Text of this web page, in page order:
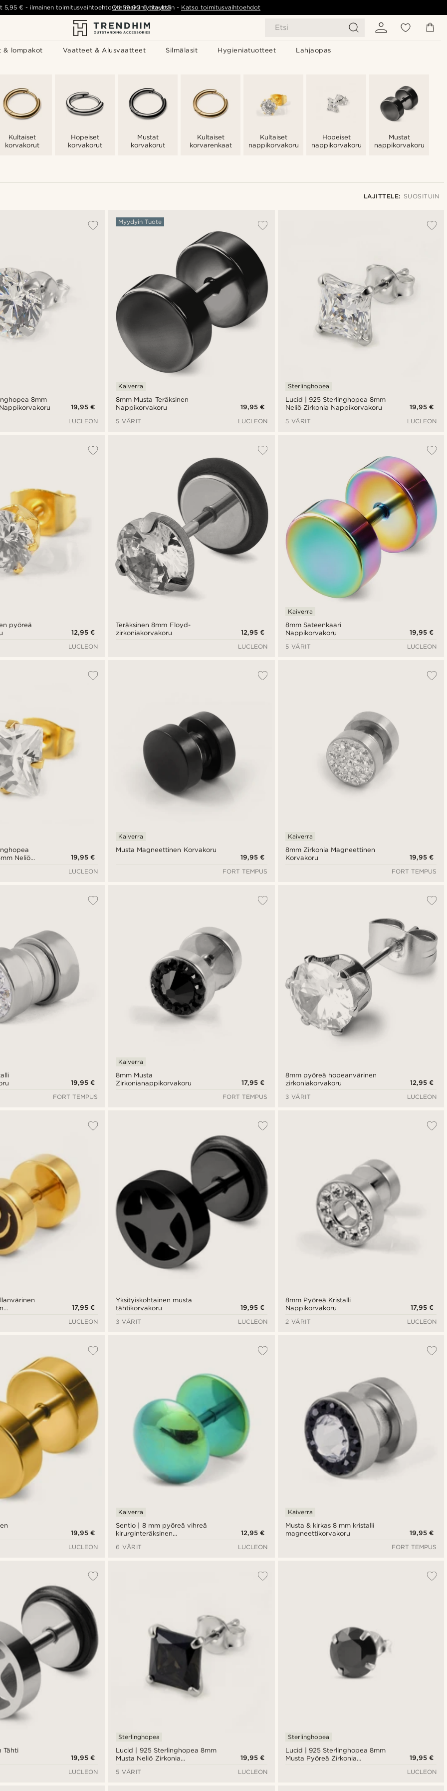
Etsi
& lompakot Vaatteet & Alusvaatteet Silmälasit Hygieniatuotteet Lahjaopas
5,95 € - ilmainen toimitusvaihtoehto yli 59,00 €tilauksiin - Katso toimitusvaihtoehdot
Ota meihin yhteyttä
Kultaiset
korvakorut
Hopeiset
korvakorut
Mustat
korvakorut
Kultaiset
korvarenkaat
Kultaiset
nappikorvakorut
Hopeiset
nappikorvakorut
Mustat
nappikorvakorut
LAJITTELE: SUOSITUIN
Kallein
8mm
19,95 €
LUCLEON
8mm Musta Teräksinen
Nappikorvakoru
Myydyin Tuote
Kaiverra
19,95 €
5 VÄRIT
LUCLEON
Lucid | 925 Sterlinghopea 8mm
Neliö Zirkonia Nappikorvakoru
Sterlinghopea
19,95 €
5 VÄRIT
LUCLEON
pyöreä
12,95 €
LUCLEON
Teräksinen 8mm Floyd-
zirkoniakorvakoru
12,95 €
LUCLEON
8mm Sateenkaari
Nappikorvakoru
Kaiverra
19,95 €
5 VÄRIT
LUCLEON
Neliö
19,95 €
LUCLEON
Musta Magneettinen Korvakoru
Kaiverra
19,95 €
FORT TEMPUS
8mm Zirkonia Magneettinen
Korvakoru
Kaiverra
19,95 €
FORT TEMPUS
19,95 €
FORT TEMPUS
8mm Musta
Zirkonianappikorvakoru
Kaiverra
17,95 €
FORT TEMPUS
8mm pyöreä hopeanvärinen
zirkoniakorvakoru
12,95 €
3 VÄRIT
LUCLEON
17,95 €
LUCLEON
Yksityiskohtainen musta
tähtikorvakoru
19,95 €
3 VÄRIT
LUCLEON
8mm Pyöreä Kristalli
Nappikorvakoru
17,95 €
2 VÄRIT
LUCLEON
19,95 €
LUCLEON
Sentio | 8 mm pyöreä vihreä
kirurginteräksinen
Kaiverra
12,95 €
6 VÄRIT
LUCLEON
Musta & kirkas 8 mm kristalli
magneettikorvakoru
Kaiverra
19,95 €
FORT TEMPUS
Tähti
19,95 €
LUCLEON
Lucid | 925 Sterlinghopea 8mm
Musta Neliö Zirkonia
Sterlinghopea
19,95 €
5 VÄRIT
LUCLEON
Lucid | 925 Sterlinghopea 8mm
Musta Pyöreä Zirkonia
Sterlinghopea
19,95 €
LUCLEON